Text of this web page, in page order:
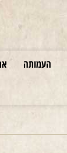
העמותה